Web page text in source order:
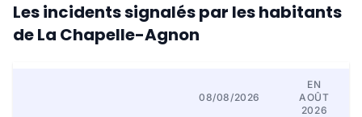
Les incidents signalés par les habitants
de La Chapelle-Agnon
08/08/2026
EN
AOÛT
2026